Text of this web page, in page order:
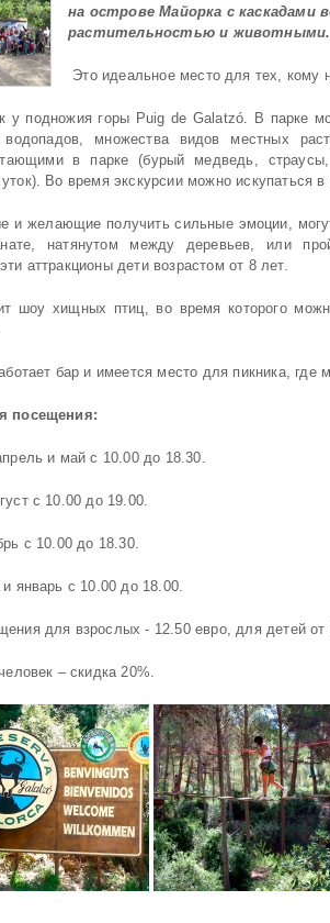
на острове Майорка с каскадами
растительностью и животными.
Это идеальное место для тех, кому
у подножия горы Puig de Galatzó. В парке
множества видов местных
в парке (бурый медведь,
Во время экскурсии можно искупаться
и желающие получить сильные эмоции,
натянутом между деревьев, или
аттракционы дети возрастом от 8 лет.
шоу хищных птиц, во время которого
бар и имеется место для пикника, где
посещения:
и май с 10.00 до 18.30.
с 10.00 до 19.00.
с 10.00 до 18.30.
январь с 10.00 до 18.00.
для взрослых - 12.50 евро, для детей от
– скидка 20%.